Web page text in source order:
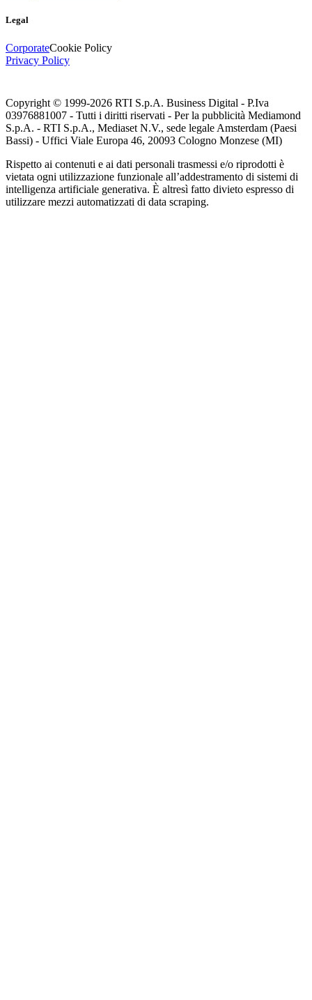
Legal
CorporateCookie Policy
Privacy Policy
Copyright © 1999-2026 RTI S.p.A. Business Digital - P.Iva
03976881007 - Tutti i diritti riservati - Per la pubblicità Mediamond
S.p.A. - RTI S.p.A., Mediaset N.V., sede legale Amsterdam (Paesi
Bassi) - Uffici Viale Europa 46, 20093 Cologno Monzese (MI)
Rispetto ai contenuti e ai dati personali trasmessi e/o riprodotti è
vietata ogni utilizzazione funzionale all’addestramento di sistemi di
intelligenza artificiale generativa. È altresì fatto divieto espresso di
utilizzare mezzi automatizzati di data scraping.